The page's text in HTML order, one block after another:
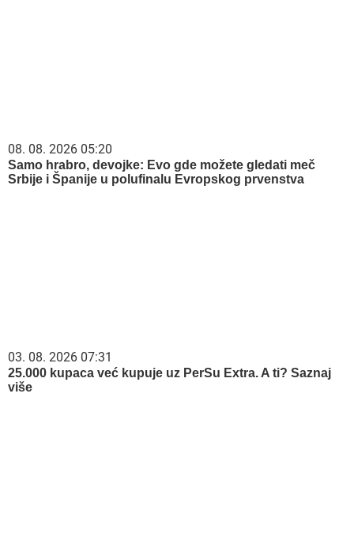
08. 08. 2026 05:20
Samo hrabro, devojke: Evo gde možete gledati meč
Srbije i Španije u polufinalu Evropskog prvenstva
03. 08. 2026 07:31
25.000 kupaca već kupuje uz PerSu Extra. A ti? Saznaj
više